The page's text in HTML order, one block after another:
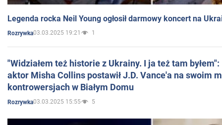
Legenda rocka Neil Young ogłosił darmowy koncert na
Rozrywka03.03.2025 19:21 1
"Widziałem też historie z Ukrainy. I ja też tam
aktor Misha Collins postawił J.D. Vance'a na swoim
kontrowersjach w Białym Domu
Rozrywka03.03.2025 15:55 5